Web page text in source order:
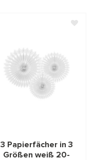
3 Papierfächer in 3
Größen weiß 20-